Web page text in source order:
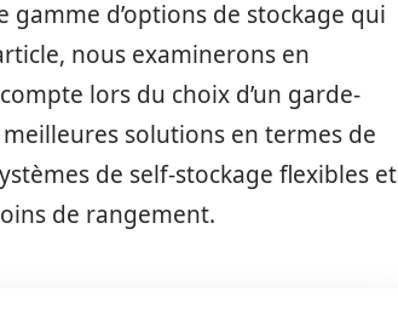
d’options de stockage qui
nous examinerons en
lors du choix d’un garde-
solutions en termes de
de self-stockage flexibles et
de rangement.